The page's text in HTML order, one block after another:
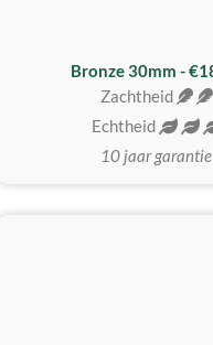
Bronze 30mm -
Zachtheid
Echtheid
10 jaar garantie